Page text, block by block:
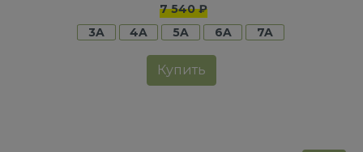
7 540 ₽
3A
4A 5A 6A 7A
Купить